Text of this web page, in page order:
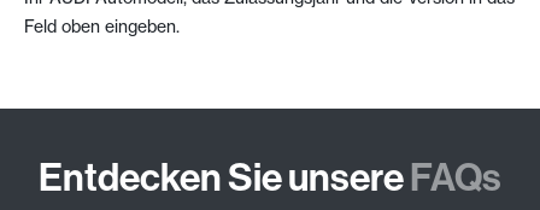
Feld oben eingeben.
Entdecken Sie unsereFAQs